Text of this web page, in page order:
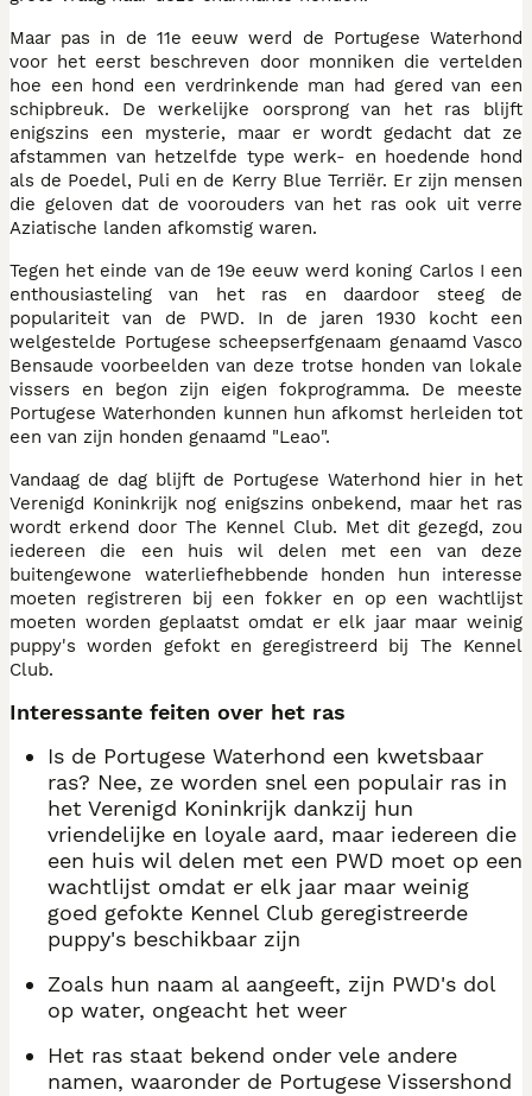
Maar pas in de 11e eeuw werd de Portugese Waterhond
voor het eerst beschreven door monniken die vertelden
hoe een hond een verdrinkende man had gered van een
schipbreuk. De werkelijke oorsprong van het ras blijft
enigszins een mysterie, maar er wordt gedacht dat ze
afstammen van hetzelfde type werk- en hoedende hond
als de Poedel, Puli en de Kerry Blue Terriër. Er zijn mensen
die geloven dat de voorouders van het ras ook uit verre
Aziatische landen afkomstig waren.
Tegen het einde van de 19e eeuw werd koning Carlos I een
enthousiasteling van het ras en daardoor steeg de
populariteit van de PWD. In de jaren 1930 kocht een
welgestelde Portugese scheepserfgenaam genaamd Vasco
Bensaude voorbeelden van deze trotse honden van lokale
vissers en begon zijn eigen fokprogramma. De meeste
Portugese Waterhonden kunnen hun afkomst herleiden tot
een van zijn honden genaamd "Leao".
Vandaag de dag blijft de Portugese Waterhond hier in het
Verenigd Koninkrijk nog enigszins onbekend, maar het ras
wordt erkend door The Kennel Club. Met dit gezegd, zou
iedereen die een huis wil delen met een van deze
buitengewone waterliefhebbende honden hun interesse
moeten registreren bij een fokker en op een wachtlijst
moeten worden geplaatst omdat er elk jaar maar weinig
puppy's worden gefokt en geregistreerd bij The Kennel
Club.
Interessante feiten over het ras
Is de Portugese Waterhond een kwetsbaar
ras? Nee, ze worden snel een populair ras in
het Verenigd Koninkrijk dankzij hun
vriendelijke en loyale aard, maar iedereen die
een huis wil delen met een PWD moet op een
wachtlijst omdat er elk jaar maar weinig
goed gefokte Kennel Club geregistreerde
puppy's beschikbaar zijn
Zoals hun naam al aangeeft, zijn PWD's dol
op water, ongeacht het weer
Het ras staat bekend onder vele andere
namen, waaronder de Portugese Vissershond